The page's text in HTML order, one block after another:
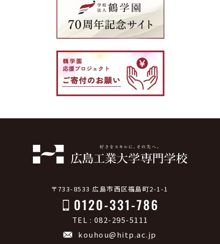
〒733-8533 広島市西区福島町2-1-1
TEL : 082-295-5111
kouhou@hitp.ac.jp